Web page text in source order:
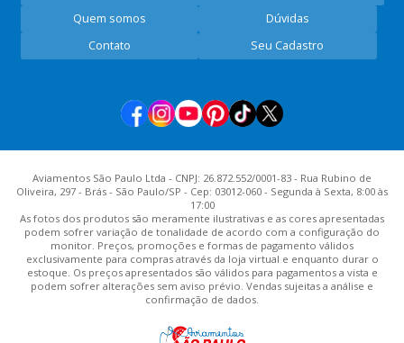
Quem somos
Dúvidas
Contato
Seu Cadastro
Aviamentos São Paulo Ltda - CNPJ: 26.872.552/0001-83 - Rua Rubino de
Oliveira, 297 - Brás - São Paulo/SP - Cep: 03012-060 - Segunda à Sexta, 8:00 às
17:00
As fotos dos produtos são meramente ilustrativas e as cores apresentadas
podem sofrer variação de tonalidade de acordo com a configuração do
monitor. Preços, promoções e formas de pagamento válidos
exclusivamente para compras através da loja virtual e enquanto durar o
estoque. Os preços apresentados são válidos para pagamentos a vista e
podem sofrer alterações sem aviso prévio. Vendas sujeitas a análise e
confirmação de dados.